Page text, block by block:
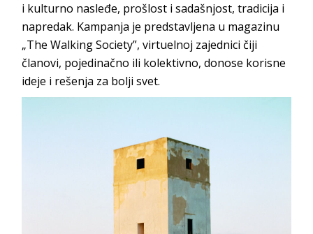
i kulturno nasleđe, prošlost i sadašnjost, tradicija i
napredak. Kampanja je predstavljena u magazinu
„The Walking Society”, virtuelnoj zajednici čiji
članovi, pojedinačno ili kolektivno, donose korisne
ideje i rešenja za bolji svet.